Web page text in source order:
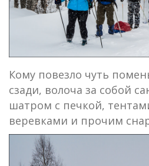
Кому повезло чуть
сзади, волоча за собой
шатром с печкой,
веревками и прочим